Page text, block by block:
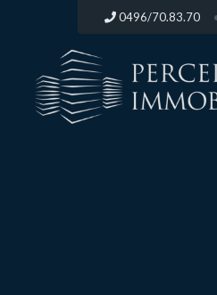
0496/70.83.70